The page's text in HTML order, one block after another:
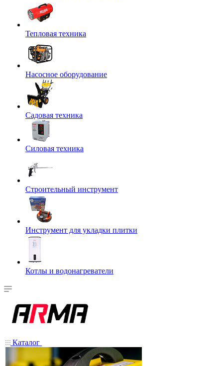
Тепловая техника
Насосное оборудование
Садовая техника
Силовая техника
Строительный инструмент
Инструмент для укладки плитки
Котлы и водонагреватели
Каталог